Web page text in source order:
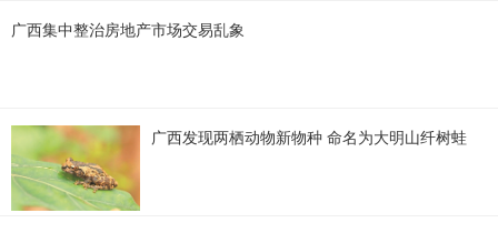
广西集中整治房地产市场交易乱象
广西发现两栖动物新物种 命名为大明山纤树蛙